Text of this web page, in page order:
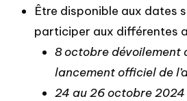
Être disponible aux dates
participer aux différentes
8 octobre dévoilement
lancement officiel de
24 au 26 octobre